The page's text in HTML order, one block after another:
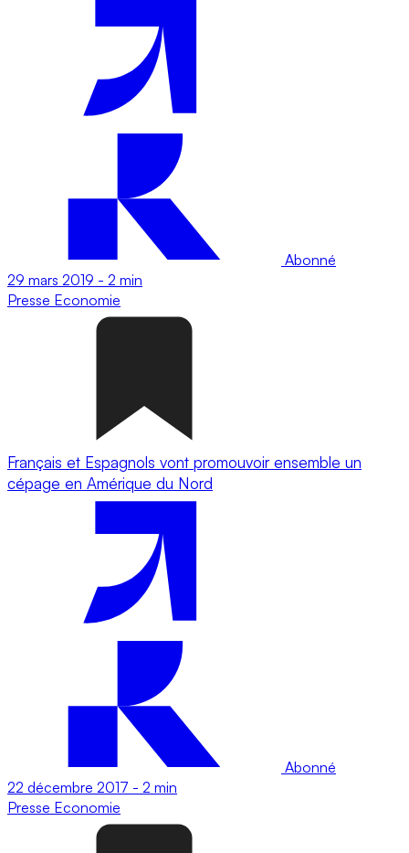
Abonné
29 mars 2019 - 2 min
Presse Economie
Français et Espagnols vont promouvoir ensemble un
cépage en Amérique du Nord
Abonné
22 décembre 2017 - 2 min
Presse Economie